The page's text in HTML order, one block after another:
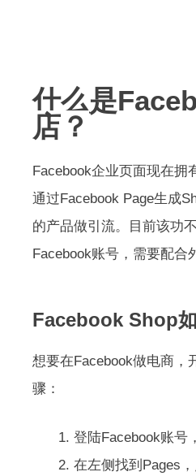
什么是
店？
Facebook企业页面现在拥
通过Facebook Page生成
的产品做引流。目前该功
Facebook账号，需要配合
Facebook Shop
想要在Facebook做电商，
骤：
登陆Facebook账号
在左侧找到Pages，